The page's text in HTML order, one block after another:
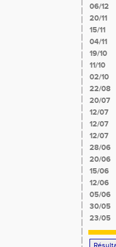
06/12
20/11
15/11
04/11
19/10
11/10
02/10
22/08
20/07
12/07
12/07
12/07
28/06
20/06
15/06
12/06
05/06
30/05
23/05